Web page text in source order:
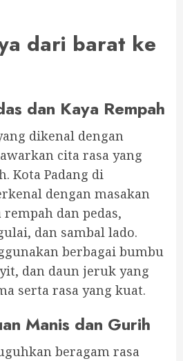
dari barat ke
dan Kaya Rempah
dikenal dengan
cita rasa yang
Kota Padang di
dengan masakan
dan pedas,
dan sambal lado.
berbagai bumbu
dan daun jeruk yang
serta rasa yang kuat.
Manis dan Gurih
beragam rasa